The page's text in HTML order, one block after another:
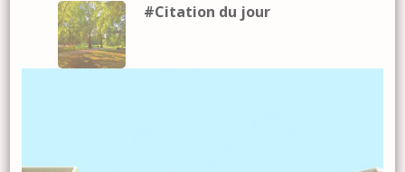
#Citation du jour